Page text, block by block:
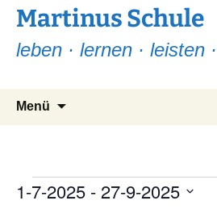
Martinus Schule
leben · lernen · leisten
Menü
Veranstaltungen
1-7-2025 - 27-9-2025